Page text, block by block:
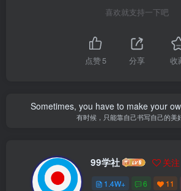
喜欢就支持一下吧
点赞5 分享 收
Sometimes, you have to make your
有时候，只能靠自己书写自己的美
99学社 关注
1.4W+ 6 11